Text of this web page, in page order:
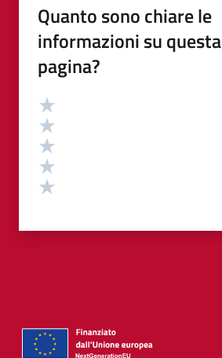
Quanto sono chiare le
informazioni su questa
pagina?
Valutazione